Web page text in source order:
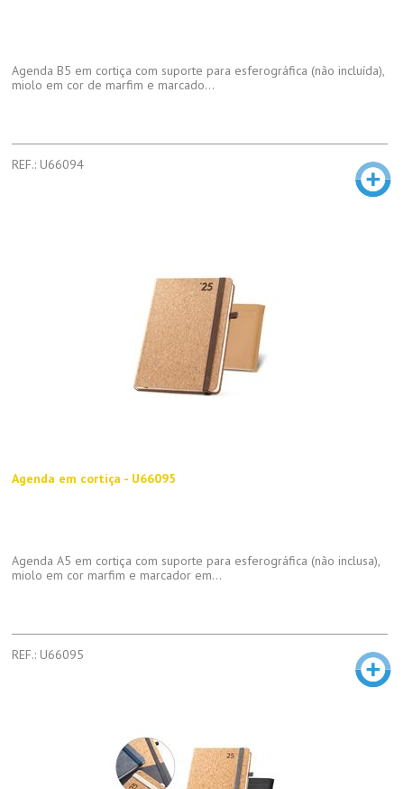
Agenda B5 em cortiça com suporte para esferográfica (não incluída),
miolo em cor de marfim e marcado...
REF.: U66094
Agenda em cortiça - U66095
Agenda A5 em cortiça com suporte para esferográfica (não inclusa),
miolo em cor marfim e marcador em...
REF.: U66095